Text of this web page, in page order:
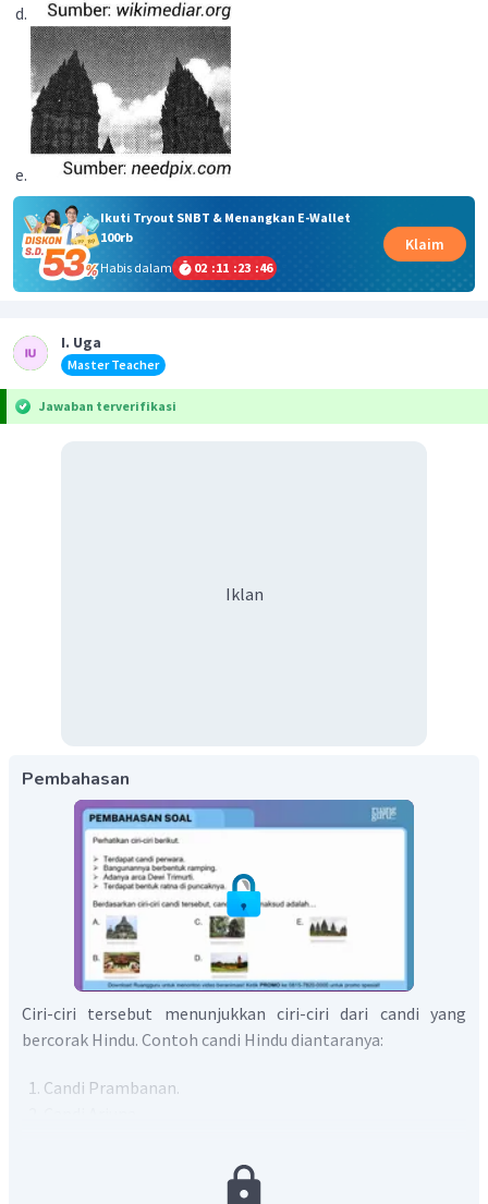
Ikuti Tryout SNBT & Menangkan E-Wallet
100rb
Habis dalam
02 :11 :23 :45
Klaim
I. Uga
Master Teacher
Jawaban terverifikasi
Iklan
Pembahasan
Ciri-ciri tersebut menunjukkan ciri-ciri dari candi yang
bercorak Hindu. Contoh candi Hindu diantaranya:
Candi Prambanan.